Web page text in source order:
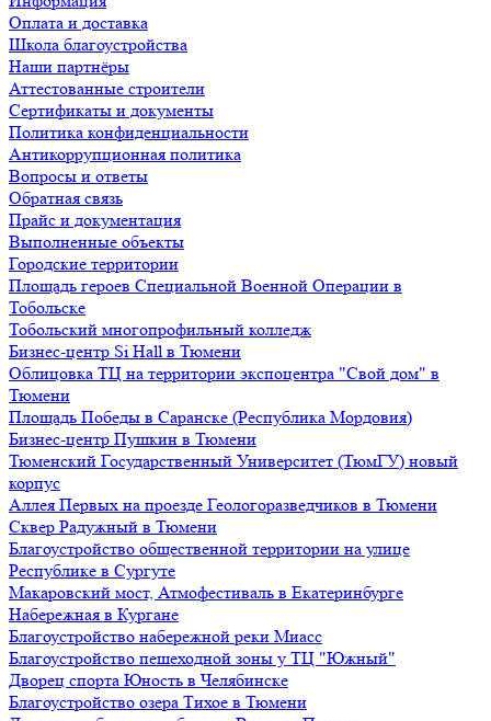
Оплата и доставка
Школа благоустройства
Наши партнёры
Аттестованные строители
Сертификаты и документы
Политика конфиденциальности
Антикоррупционная политика
Вопросы и ответы
Обратная связь
Прайс и документация
Выполненные объекты
Городские территории
Площадь героев Специальной Военной Операции в
Тобольске
Тобольский многопрофильный колледж
Бизнес-центр Si Hall в Тюмени
Облицовка ТЦ на территории экспоцентра "Свой дом" в
Тюмени
Площадь Победы в Саранске (Республика Мордовия)
Бизнес-центр Пушкин в Тюмени
Тюменский Государственный Университет (ТюмГУ) новый
корпус
Аллея Первых на проезде Геологоразведчиков в Тюмени
Сквер Радужный в Тюмени
Благоустройство общественной территории на улице
Республике в Сургуте
Макаровский мост, Атмофестиваль в Екатеринбурге
Набережная в Кургане
Благоустройство набережной реки Миасс
Благоустройство пешеходной зоны у ТЦ "Южный"
Дворец спорта Юность в Челябинске
Благоустройство озера Тихое в Тюмени